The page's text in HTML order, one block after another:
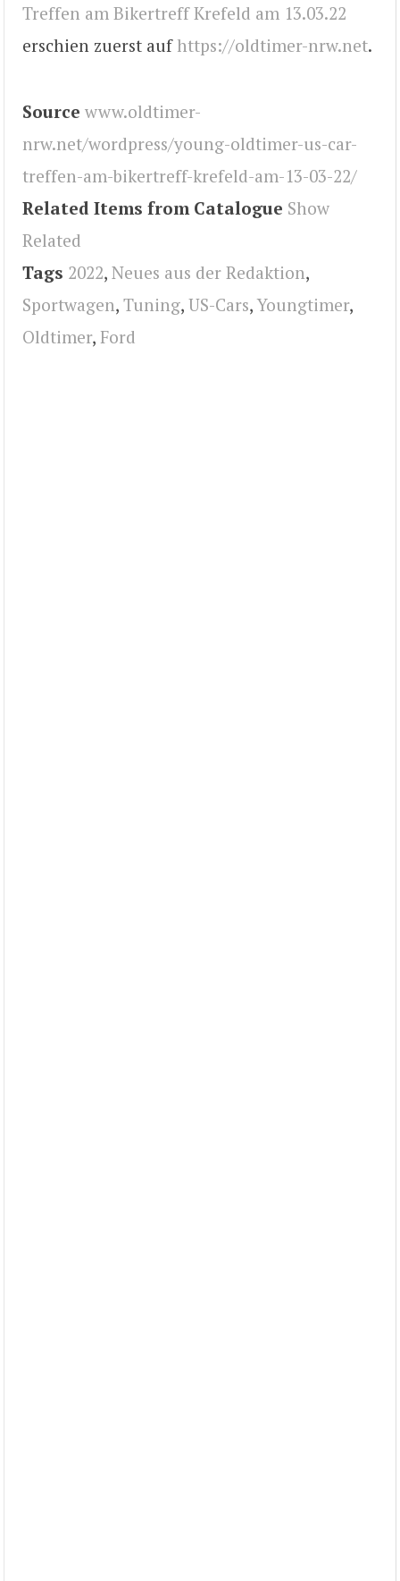
Treffen am Bikertreff Krefeld am 13.03.22
erschien zuerst auf https://oldtimer-nrw.net.
Source www.oldtimer-
nrw.net/wordpress/young-oldtimer-us-car-
treffen-am-bikertreff-krefeld-am-13-03-22/
Related Items from Catalogue Show
Related
Tags 2022, Neues aus der Redaktion,
Sportwagen, Tuning, US-Cars,Youngtimer,
Oldtimer, Ford